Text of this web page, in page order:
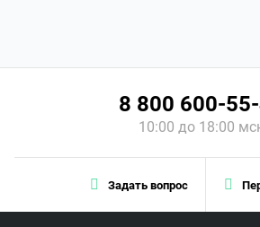
Задать вопрос
8 800 600-
10:00 до 18:00